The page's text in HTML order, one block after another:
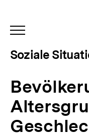
Geschlecht
soziale
Deutschland
bpb.de
Soziale